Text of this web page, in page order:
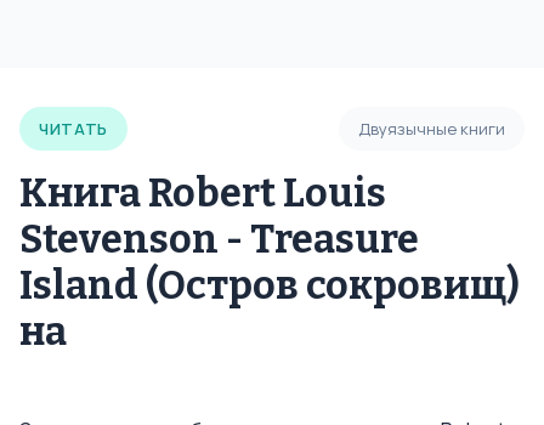
ЧИТАТЬ Двуязычные книги
Книга Robert Louis
Stevenson - Treasure
Island (Остров сокровищ)
на